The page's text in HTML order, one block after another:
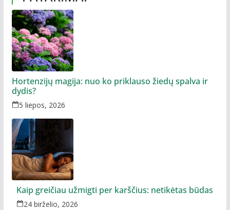
Hortenzijų magija: nuo ko priklauso žiedų spalva ir
dydis?
5 liepos, 2026
Kaip greičiau užmigti per karščius: netikėtas būdas
24 birželio, 2026